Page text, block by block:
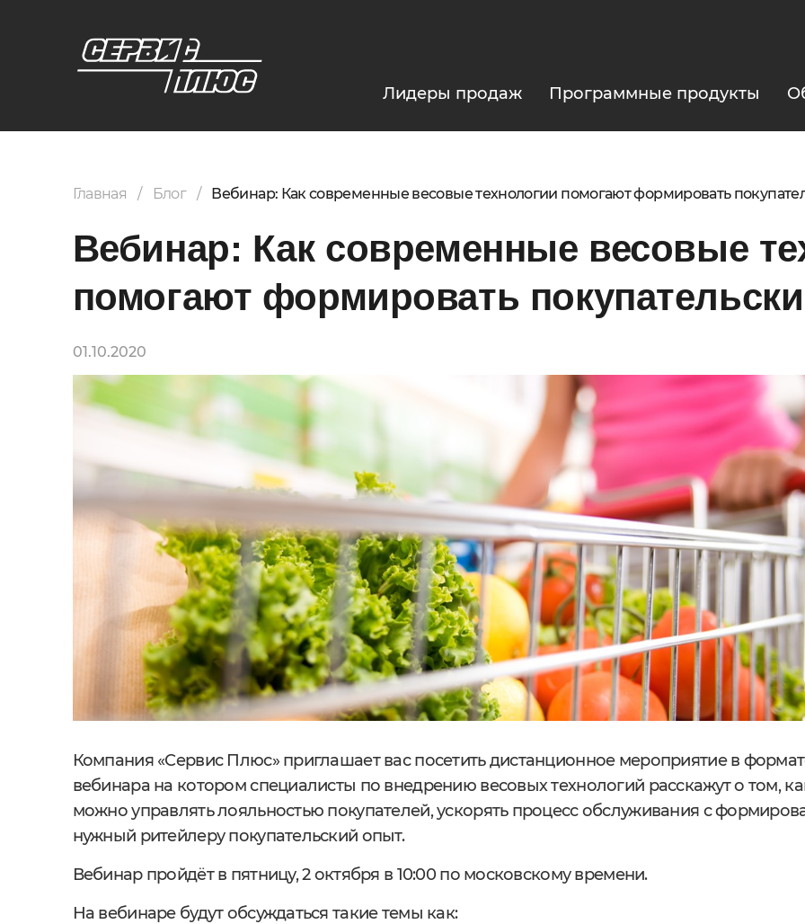
Лидеры продаж Программные продукты
Главная Блог Вебинар: Как современные весовые технологии помогают формировать
Вебинар: Как современные весовые
помогают формировать
01.10.2020
Компания «Сервис Плюс» приглашает вас посетить дистанционное мероприятие в
вебинара на котором специалисты по внедрению весовых технологий расскажут о том,
можно управлять лояльностью покупателей, ускорять процесс обслуживания с
нужный ритейлеру покупательский опыт.
Вебинар пройдёт в пятницу, 2 октября в 10:00 по московскому времени.
На вебинаре будут обсуждаться такие темы как: